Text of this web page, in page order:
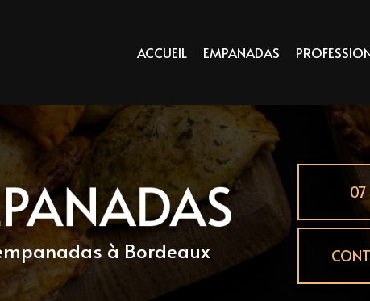
ACCUEIL EMPANADAS
à Bordeaux
07